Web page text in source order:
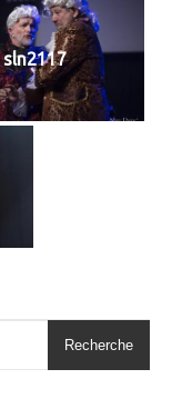
sln2117
Recherche